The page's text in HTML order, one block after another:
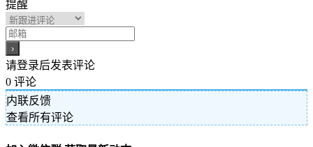
提醒
请登录后发表评论
0 评论
内联反馈
查看所有评论